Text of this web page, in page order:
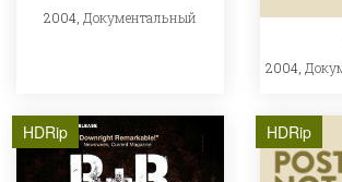
2004, Документальный
2004,
HDRip HDRip